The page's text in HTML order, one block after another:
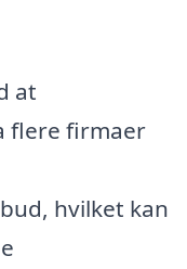
at
flere firmaer
hvilket kan